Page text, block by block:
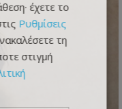
έχετε το
Ρυθμίσεις
τη
στιγμή